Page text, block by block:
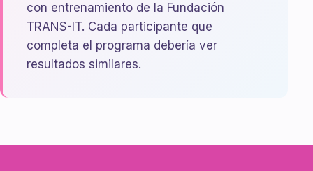
con entrenamiento de la Fundación
TRANS-IT. Cada participante que
completa el programa debería ver
resultados similares.